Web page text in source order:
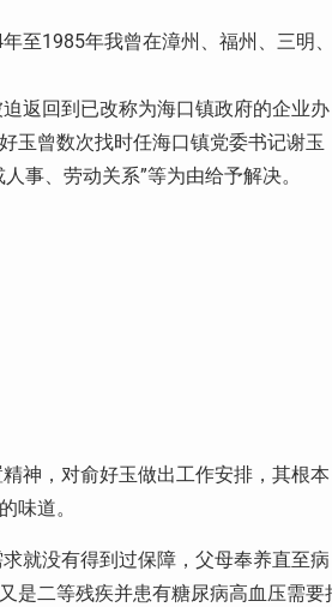
至1985年我曾在漳州、福州、三明、
返回到已改称为海口镇政府的企业办
玉曾数次找时任海口镇党委书记谢玉
事、劳动关系”等为由给予解决。
神，对俞好玉做出工作安排，其根本
味道。
就没有得到过保障，父母奉养直至病
是二等残疾并患有糖尿病高血压需要